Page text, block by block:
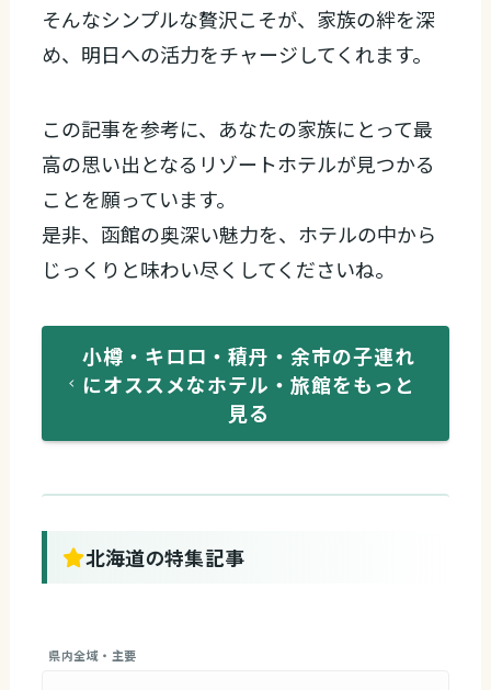
そんなシンプルな贅沢こそが、家族の絆を深
め、明日への活力をチャージしてくれます。
この記事を参考に、あなたの家族にとって最
高の思い出となるリゾートホテルが見つかる
ことを願っています。
是非、函館の奥深い魅力を、ホテルの中から
じっくりと味わい尽くしてくださいね。
小樽・キロロ・積丹・余市の子連れ
にオススメなホテル・旅館をもっと
見る
北海道の特集記事
県内全域・主要